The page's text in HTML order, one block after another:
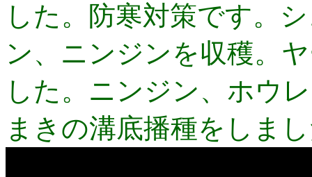
した。防寒対策です。
ン、ニンジンを収穫。
した。ニンジン、ホウ
まきの溝底播種をしま